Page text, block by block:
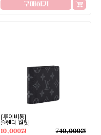
구매하기
[루이비통]
슬렌더 월릿
10,000원
740,000원